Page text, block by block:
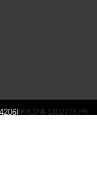
粤ICP备14027767号